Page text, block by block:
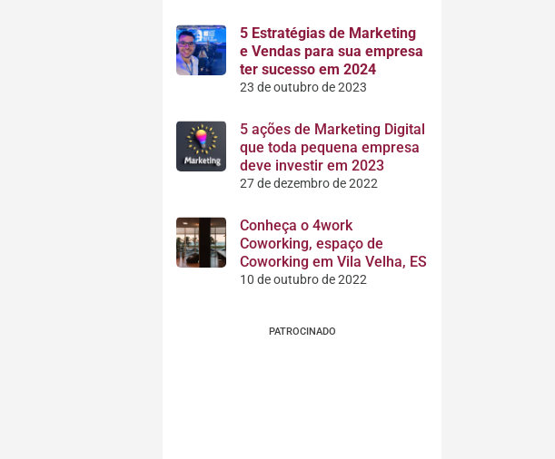
5 Estratégias de Marketing
e Vendas para sua empresa
ter sucesso em 2024
23 de outubro de 2023
5 ações de Marketing Digital
que toda pequena empresa
deve investir em 2023
27 de dezembro de 2022
Conheça o 4work
Coworking, espaço de
Coworking em Vila Velha, ES
10 de outubro de 2022
PATROCINADO